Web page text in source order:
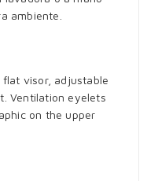
ambiente.
visor, adjustable
Ventilation eyelets
on the upper